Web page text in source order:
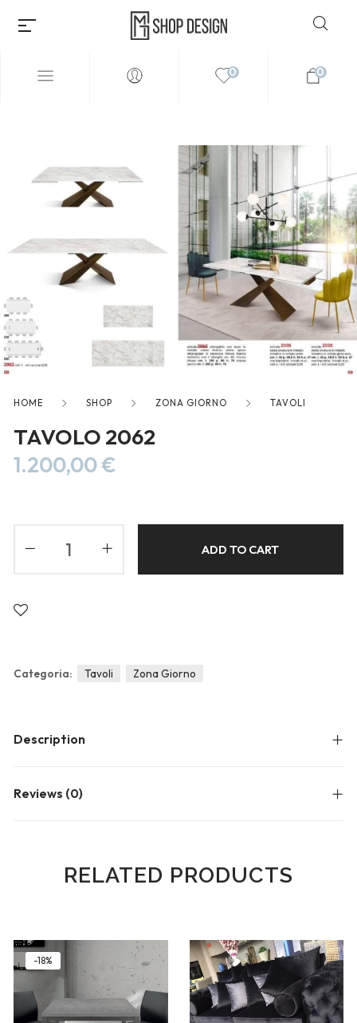
Millions of people around the
world visit Envato to buy and
sell creative assets, use smart
design templates, learn
creative skills or even hire
with an unlimited subscription
like you get projects done
About Envato
0 0
HOME SHOP ZONA GIORNO TAVOLI
TAVOLO 2062
1.200,00€
ADD TO CART
Description
Reviews (0)
Categoria: Tavoli Zona Giorno
RELATED PRODUCTS
-18%